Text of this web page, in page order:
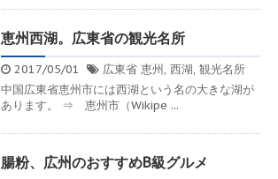
恵州西湖。広東省の観光名所
2017/05/01 広東省 恵州, 西湖, 観光名所
中国広東省恵州市には西湖という名の大きな湖が
あります。 ⇒ 恵州市（Wikipe ...
腸粉、広州のおすすめB級グルメ